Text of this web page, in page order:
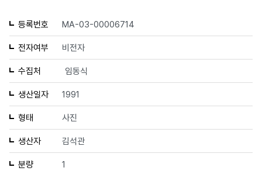
등록번호 MA-03-00006714
전자여부 비전자
수집처 임동식
생산일자 1991
형태 사진
생산자 김석관
분량 1